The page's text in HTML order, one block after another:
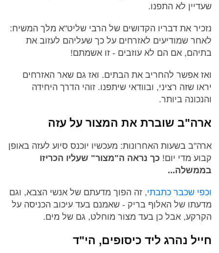
שעדיין לא התפנו.
נזכיר את דבריו הקדושים של הרבי שליט"א מלך המשיח:
לאחר שמודיעים לאזרחים על כך שעליהם לעזוב את
בתיהם, אם הם לא עוזבים - זו אשמתם!
ואז אפשר להחריב את הבתים. ואז גם שאר האזרחים
יראו שזה רציני, ובוודאי שיתפנו. זוהי הדרך היחידה
והנכונה ביותר.
ארה"ב שוברת את המצור על עזה
ארה"ב בשעות האחרונות: מעכשיו יוכנס סיוע לעזה באופן
קבוע מדי יום! כך נראה ה"מצור" שעליו הכריזו
בממשלה...
וכפי שכבר כתבתי, זה הפוך מדעתם של אנשי הצבא, וגם
מדעתו של האלוף בריק - שאמנם בעד עיכוב הכניסה על
הקרקע, אבל כן בעד מצור מוחלט, גם של מים.
חייל נהרג ליד כיסופים, הי"ד